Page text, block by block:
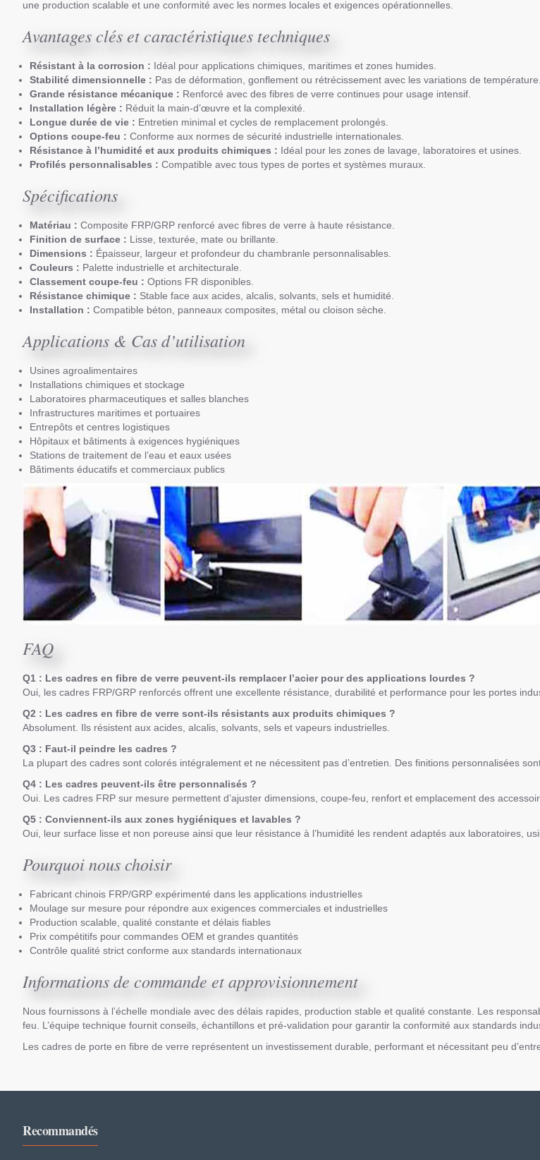
une production scalable et une conformité avec les normes locales et exigences opérationnelles.
Avantages clés et caractéristiques techniques
Résistant à la corrosion : Idéal pour applications chimiques, maritimes et zones humides.
Stabilité dimensionnelle : Pas de déformation, gonflement ou rétrécissement avec les variations de température.
Grande résistance mécanique : Renforcé avec des fibres de verre continues pour usage intensif.
Installation légère : Réduit la main-d’œuvre et la complexité.
Longue durée de vie : Entretien minimal et cycles de remplacement prolongés.
Options coupe-feu : Conforme aux normes de sécurité industrielle internationales.
Résistance à l’humidité et aux produits chimiques : Idéal pour les zones de lavage, laboratoires et usines.
Profilés personnalisables : Compatible avec tous types de portes et systèmes muraux.
Spécifications
Matériau : Composite FRP/GRP renforcé avec fibres de verre à haute résistance.
Finition de surface : Lisse, texturée, mate ou brillante.
Dimensions : Épaisseur, largeur et profondeur du chambranle personnalisables.
Couleurs : Palette industrielle et architecturale.
Classement coupe-feu : Options FR disponibles.
Résistance chimique : Stable face aux acides, alcalis, solvants, sels et humidité.
Installation : Compatible béton, panneaux composites, métal ou cloison sèche.
Applications & Cas d’utilisation
Usines agroalimentaires
Installations chimiques et stockage
Laboratoires pharmaceutiques et salles blanches
Infrastructures maritimes et portuaires
Entrepôts et centres logistiques
Hôpitaux et bâtiments à exigences hygiéniques
Stations de traitement de l’eau et eaux usées
Bâtiments éducatifs et commerciaux publics
FAQ
Q1 : Les cadres en fibre de verre peuvent-ils remplacer l’acier pour des applications lourdes ?
Oui, les cadres FRP/GRP renforcés offrent une excellente résistance, durabilité et performance pour les portes
Q2 : Les cadres en fibre de verre sont-ils résistants aux produits chimiques ?
Absolument. Ils résistent aux acides, alcalis, solvants, sels et vapeurs industrielles.
Q3 : Faut-il peindre les cadres ?
La plupart des cadres sont colorés intégralement et ne nécessitent pas d’entretien. Des finitions personnalisées
Q4 : Les cadres peuvent-ils être personnalisés ?
Oui. Les cadres FRP sur mesure permettent d’ajuster dimensions, coupe-feu, renfort et emplacement des
Q5 : Conviennent-ils aux zones hygiéniques et lavables ?
Oui, leur surface lisse et non poreuse ainsi que leur résistance à l’humidité les rendent adaptés aux laboratoires,
Pourquoi nous choisir
Fabricant chinois FRP/GRP expérimenté dans les applications industrielles
Moulage sur mesure pour répondre aux exigences commerciales et industrielles
Production scalable, qualité constante et délais fiables
Prix compétitifs pour commandes OEM et grandes quantités
Contrôle qualité strict conforme aux standards internationaux
Informations de commande et approvisionnement
Nous fournissons à l’échelle mondiale avec des délais rapides, production stable et qualité constante. Les
feu. L’équipe technique fournit conseils, échantillons et pré-validation pour garantir la conformité aux standards
Les cadres de porte en fibre de verre représentent un investissement durable, performant et nécessitant peu
Recommandés